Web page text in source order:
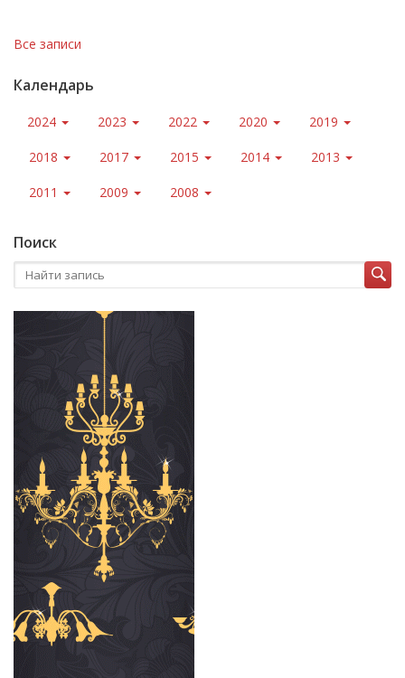
Все записи
Календарь
2024 2023 2022 2020 2019
2018 2017 2015 2014 2013
2011 2009 2008
Поиск